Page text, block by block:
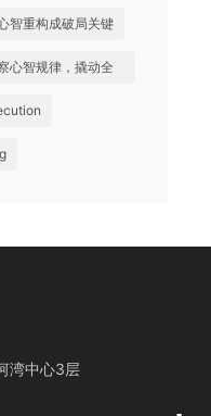
智重构成破局关键
心智规律，撬动全
湾中心3层